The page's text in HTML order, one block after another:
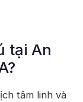
tại An
tâm linh và